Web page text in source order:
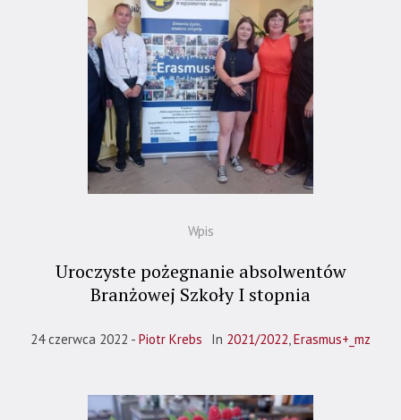
Wpis
Uroczyste pożegnanie absolwentów
Branżowej Szkoły I stopnia
24 czerwca 2022 Piotr Krebs In 2021/2022,Erasmus+_mz